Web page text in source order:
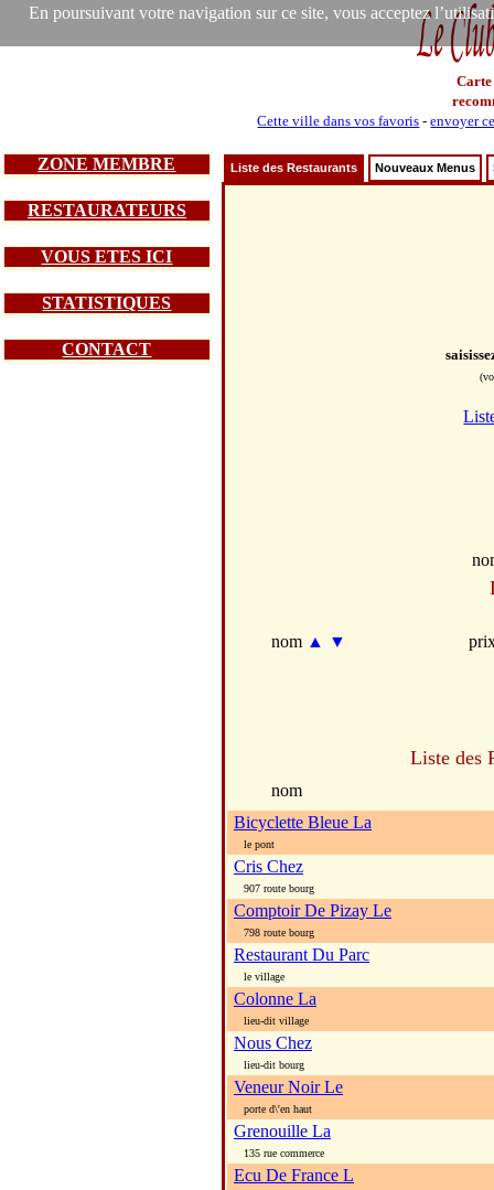
En poursuivant votre navigation sur ce site, vous acceptez
Carte
Cette ville dans vos favoris -envoyer
ZONE MEMBRE
RESTAURATEURS
VOUS ETES ICI
STATISTIQUES
CONTACT
Liste des Restaurants Nouveaux Menus
nom ▲ ▼
Liste des
nom
Bicyclette Bleue La
le pont
Cris Chez
907 route bourg
Comptoir De Pizay Le
798 route bourg
Restaurant Du Parc
le village
Colonne La
lieu-dit village
Nous Chez
lieu-dit bourg
Veneur Noir Le
porte d\'en haut
Grenouille La
135 rue commerce
Ecu De France L